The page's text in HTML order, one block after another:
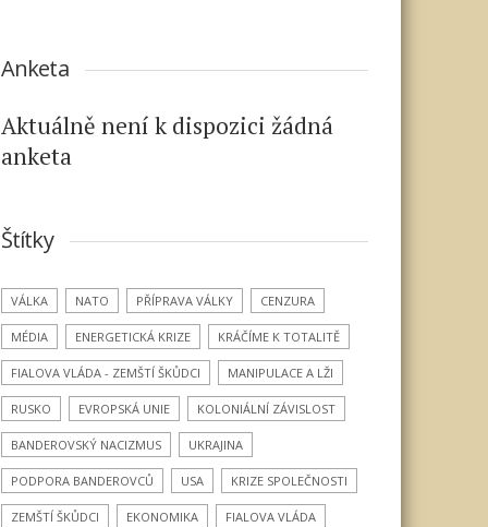
Anketa
Aktuálně není k dispozici žádná
anketa
Štítky
VÁLKA NATO PŘÍPRAVA VÁLKY CENZURA
MÉDIA ENERGETICKÁ KRIZE KRÁČÍME K TOTALITĚ
FIALOVA VLÁDA - ZEMŠTÍ ŠKŮDCI MANIPULACE A LŽI
RUSKO EVROPSKÁ UNIE KOLONIÁLNÍ ZÁVISLOST
BANDEROVSKÝ NACIZMUS UKRAJINA
PODPORA BANDEROVCŮ USA KRIZE SPOLEČNOSTI
ZEMŠTÍ ŠKŮDCI EKONOMIKA FIALOVA VLÁDA